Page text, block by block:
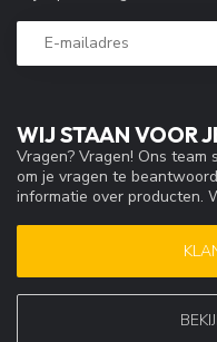
WIJ STAAN VOOR
Vragen? Vragen! Ons
om je vragen te
informatie over producten.